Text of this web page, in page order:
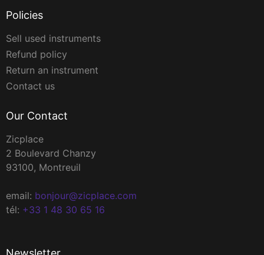
Policies
Sell used instruments
Refund policy
Return an instrument
Contact us
Our Contact
Zicplace
2 Boulevard Chanzy
93100, Montreuil
email: bonjour@zicplace.com
tél: +33 1 48 30 65 16